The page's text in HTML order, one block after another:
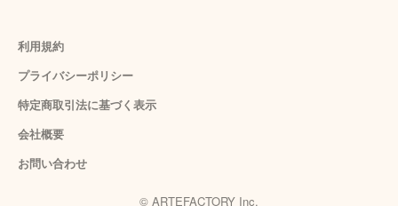
利用規約
プライバシーポリシー
特定商取引法に基づく表示
会社概要
お問い合わせ
© ARTEFACTORY Inc.